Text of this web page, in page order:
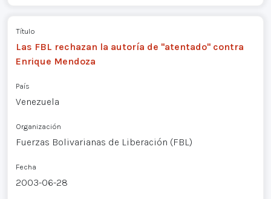
Título
Las FBL rechazan la autoría de "atentado" contra
Enrique Mendoza
País
Venezuela
Organización
Fuerzas Bolivarianas de Liberación (FBL)
Fecha
2003-06-28